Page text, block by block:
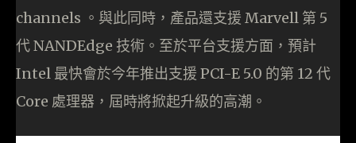
channels 。與此同時，產品還支援 Marvell 第 5
代 NANDEdge 技術。至於平台支援方面，預計
Intel 最快會於今年推出支援 PCI-E 5.0 的第 12 代
Core 處理器，屆時將掀起升級的高潮。